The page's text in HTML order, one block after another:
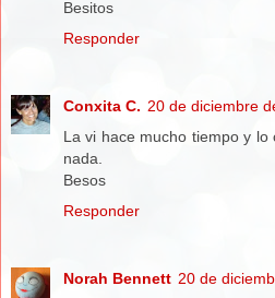
Besitos
Responder
Conxita C. 20 de diciembre
La vi hace mucho tiempo y
nada.
Besos
Responder
Norah Bennett 20 de